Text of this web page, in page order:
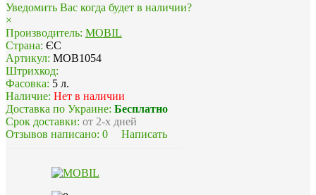
Уведомить Вас когда будет в наличии?
×
Производитель: MOBIL
Страна: ЄС
Артикул: MOB1054
Штрихкод:
Фасовка: 5 л.
Наличие: Нет в наличии
Доставка по Украине: Бесплатно
Срок доставки: от 2-х дней
Отзывов написано: 0 Написать